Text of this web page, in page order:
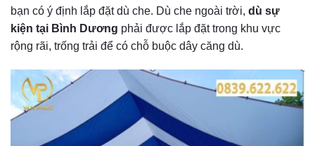
bạn có ý định lắp đặt dù che. Dù che ngoài trời, dù sự
kiện tại Bình Dương phải được lắp đặt trong khu vực
rộng rãi, trống trải để có chỗ buộc dây căng dù.